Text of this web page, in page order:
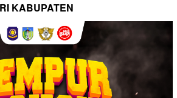
KABUPATEN